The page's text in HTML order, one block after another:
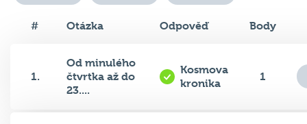
# Otázka Odpověď Body
1.
Od minulého
čtvrtka až do
23....
Kosmova
kronika
1